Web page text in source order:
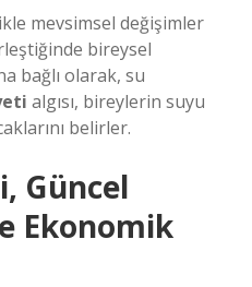
mevsimsel değişimler
bireysel
bağlı olarak, su
algısı, bireylerin suyu
belirler.
Güncel
Ekonomik